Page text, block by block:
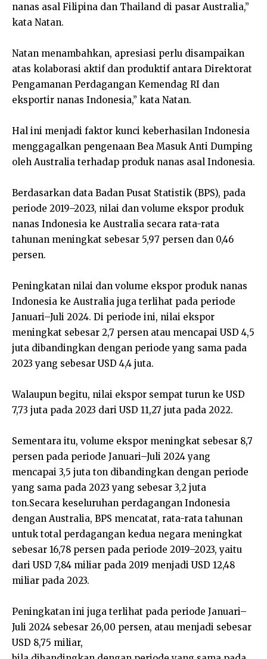
nanas asal Filipina dan Thailand di pasar Australia,”
kata Natan.
Natan menambahkan, apresiasi perlu disampaikan
atas kolaborasi aktif dan produktif antara Direktorat
Pengamanan Perdagangan Kemendag RI dan
eksportir nanas Indonesia,” kata Natan.
Hal ini menjadi faktor kunci keberhasilan Indonesia
menggagalkan pengenaan Bea Masuk Anti Dumping
oleh Australia terhadap produk nanas asal Indonesia.
Berdasarkan data Badan Pusat Statistik (BPS), pada
periode 2019–2023, nilai dan volume ekspor produk
nanas Indonesia ke Australia secara rata-rata
tahunan meningkat sebesar 5,97 persen dan 0,46
persen.
Peningkatan nilai dan volume ekspor produk nanas
Indonesia ke Australia juga terlihat pada periode
Januari–Juli 2024. Di periode ini, nilai ekspor
meningkat sebesar 2,7 persen atau mencapai USD 4,5
juta dibandingkan dengan periode yang sama pada
2023 yang sebesar USD 4,4 juta.
Walaupun begitu, nilai ekspor sempat turun ke USD
7,73 juta pada 2023 dari USD 11,27 juta pada 2022.
Sementara itu, volume ekspor meningkat sebesar 8,7
persen pada periode Januari–Juli 2024 yang
mencapai 3,5 juta ton dibandingkan dengan periode
yang sama pada 2023 yang sebesar 3,2 juta
ton.Secara keseluruhan perdagangan Indonesia
dengan Australia, BPS mencatat, rata-rata tahunan
untuk total perdagangan kedua negara meningkat
sebesar 16,78 persen pada periode 2019–2023, yaitu
dari USD 7,84 miliar pada 2019 menjadi USD 12,48
miliar pada 2023.
Peningkatan ini juga terlihat pada periode Januari–
Juli 2024 sebesar 26,00 persen, atau menjadi sebesar
USD 8,75 miliar,